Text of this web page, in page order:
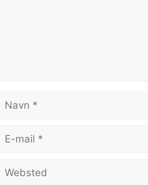
mail